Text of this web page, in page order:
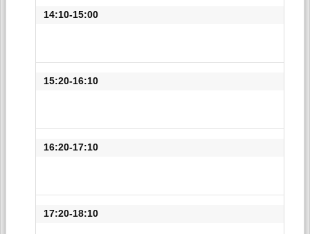
14:10-15:00
15:20-16:10
16:20-17:10
17:20-18:10